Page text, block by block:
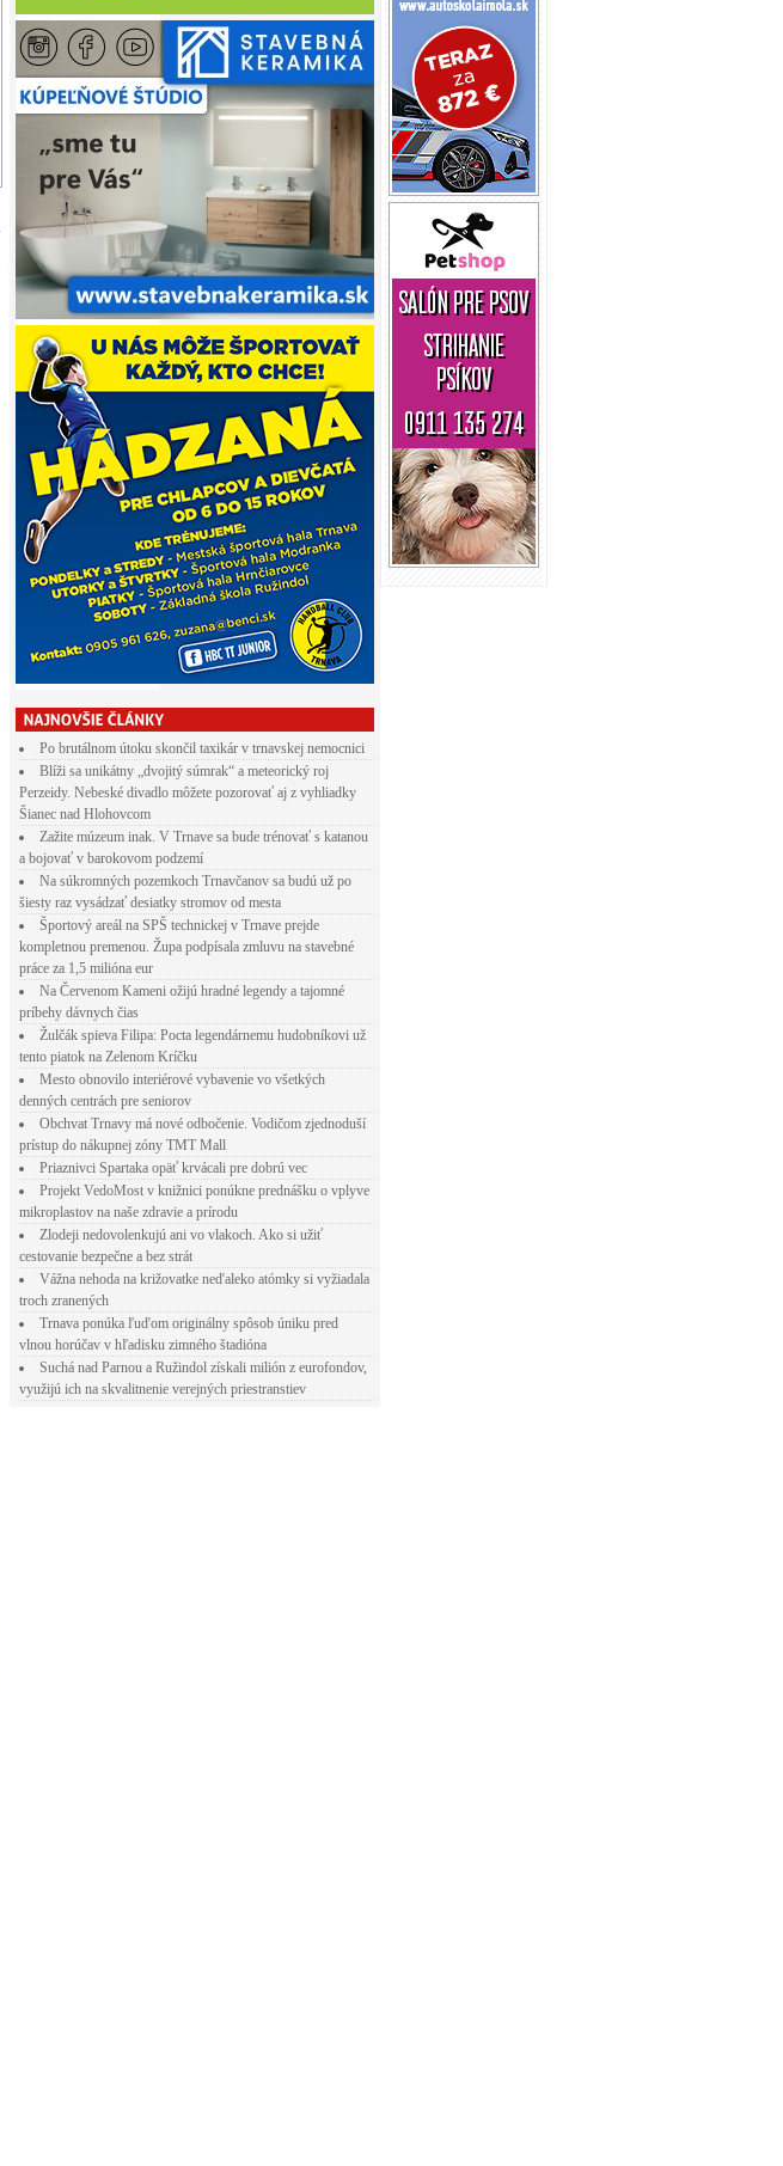
Po brutálnom útoku skončil taxikár v trnavskej nemocnici
Blíži sa unikátny „dvojitý súmrak“ a meteorický roj
Perzeidy. Nebeské divadlo môžete pozorovať aj z vyhliadky
Šianec nad Hlohovcom
Zažite múzeum inak. V Trnave sa bude trénovať s katanou
a bojovať v barokovom podzemí
Na súkromných pozemkoch Trnavčanov sa budú už po
šiesty raz vysádzať desiatky stromov od mesta
Športový areál na SPŠ technickej v Trnave prejde
kompletnou premenou. Župa podpísala zmluvu na stavebné
práce za 1,5 milióna eur
Na Červenom Kameni ožijú hradné legendy a tajomné
príbehy dávnych čias
Žulčák spieva Filipa: Pocta legendárnemu hudobníkovi už
tento piatok na Zelenom Kríčku
Mesto obnovilo interiérové vybavenie vo všetkých
denných centrách pre seniorov
Obchvat Trnavy má nové odbočenie. Vodičom zjednoduší
prístup do nákupnej zóny TMT Mall
Priaznivci Spartaka opäť krvácali pre dobrú vec
Projekt VedoMost v knižnici ponúkne prednášku o vplyve
mikroplastov na naše zdravie a prírodu
Zlodeji nedovolenkujú ani vo vlakoch. Ako si užiť
cestovanie bezpečne a bez strát
Vážna nehoda na križovatke neďaleko atómky si vyžiadala
troch zranených
Trnava ponúka ľuďom originálny spôsob úniku pred
vlnou horúčav v hľadisku zimného štadióna
Suchá nad Parnou a Ružindol získali milión z eurofondov,
využijú ich na skvalitnenie verejných priestranstiev